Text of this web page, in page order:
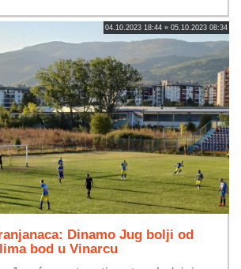
04.10.2023 18:44 » 05.10.2023 08:34
Dinamo Jug bolji od
bod u Vinarcu